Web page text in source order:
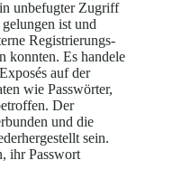
unbefugter Zugriff
ist und
Registrierungs-
konnten. Es handele
auf der
wie Passwörter,
Der
und die
sein.
ihr Passwort